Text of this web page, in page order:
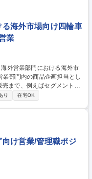
る海外市場向け四輪車
業
まで、例えばセグメント・
門との折衝、及び、商品輸
備等について技術部門との
の商品計画発表 募集職
場向け四輪車の商品企画
り 在宅OK
向け営業/管理職ポジ